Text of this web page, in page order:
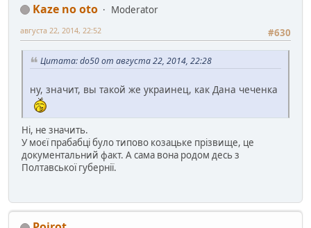
Kaze no oto
Moderator
#630
августа 22, 2014, 22:52
Цитата: do50 от августа 22, 2014, 22:28
ну, значит, вы такой же украинец, как Дана чеченка
Ні, не значить.
У моєї прабабці було типово козацьке прізвище, це
документальний факт. А сама вона родом десь з
Полтавської губернії.